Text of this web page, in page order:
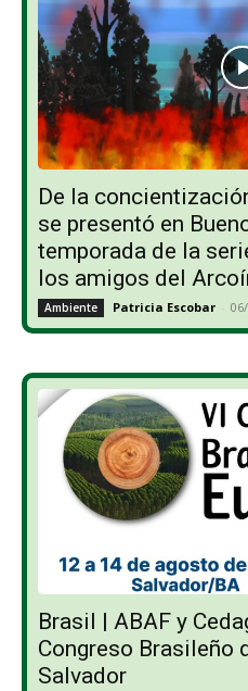
De la
se presentó en
temporada de la
los amigos del
Ambiente Patricia Escobar -
Brasil | ABAF y
Congreso Brasileño
Salvador